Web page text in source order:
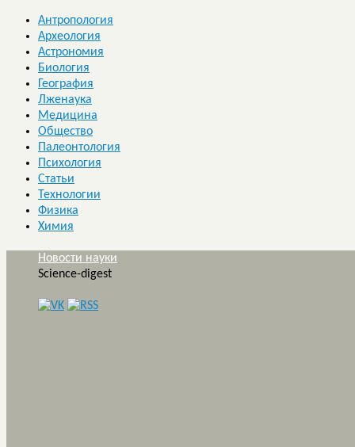
Антропология
Археология
Астрономия
Биология
География
Лженаука
Медицина
Общество
Палеонтология
Психология
Статьи
Технологии
Физика
Химия
Новости науки
Science-digest